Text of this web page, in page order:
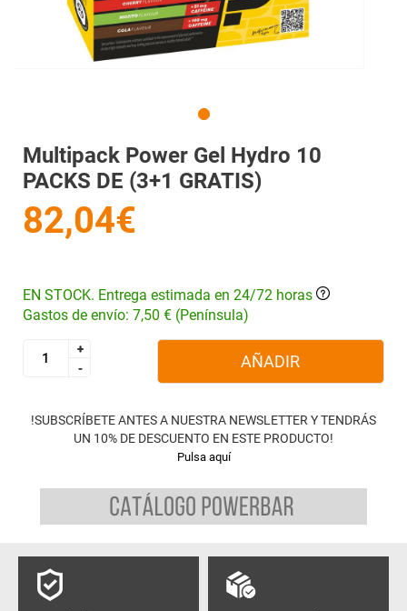
Multipack Power Gel Hydro 10
PACKS DE (3+1 GRATIS)
82,04€
EN STOCK. Entrega estimada en 24/72 horas
Gastos de envío: 7,50 € (Península)
+
-
+
-
AÑADIR
!SUBSCRÍBETE ANTES A NUESTRA NEWSLETTER Y TENDRÁS
UN 10% DE DESCUENTO EN ESTE PRODUCTO!
Pulsa aquí